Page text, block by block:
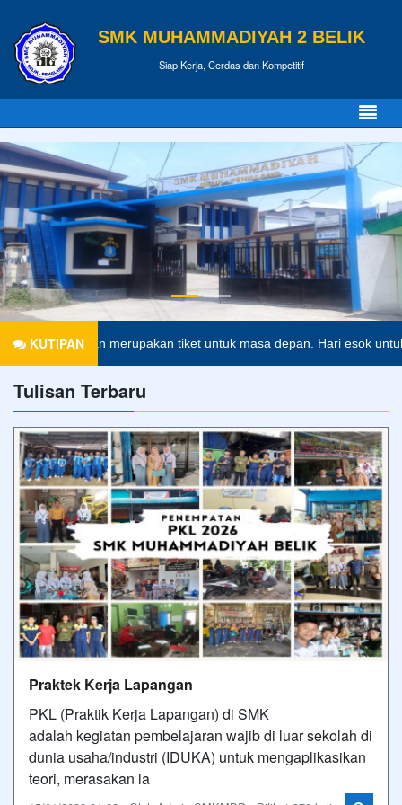
SMK MUHAMMADIYAH 2 BELIK
Siap Kerja, Cerdas dan Kompetitif
KUTIPAN
Pendidikan merupakan tiket untuk masa depan. Hari esok
Tulisan Terbaru
Praktek Kerja Lapangan
PKL (Praktik Kerja Lapangan) di SMK
adalah kegiatan pembelajaran wajib di luar sekolah di
dunia usaha/industri (IDUKA) untuk mengaplikasikan
teori, merasakan la